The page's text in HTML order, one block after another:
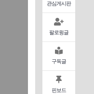
관심게시판
팔로윙글
구독글
핀보드